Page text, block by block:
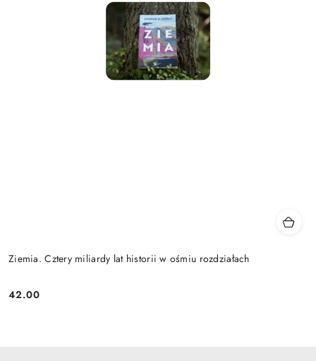
Ziemia. Cztery miliardy lat historii w ośmiu rozdziałach
Cena:
42.00